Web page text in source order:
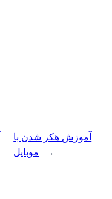
آموزش هکر شدن با
موبایل
→